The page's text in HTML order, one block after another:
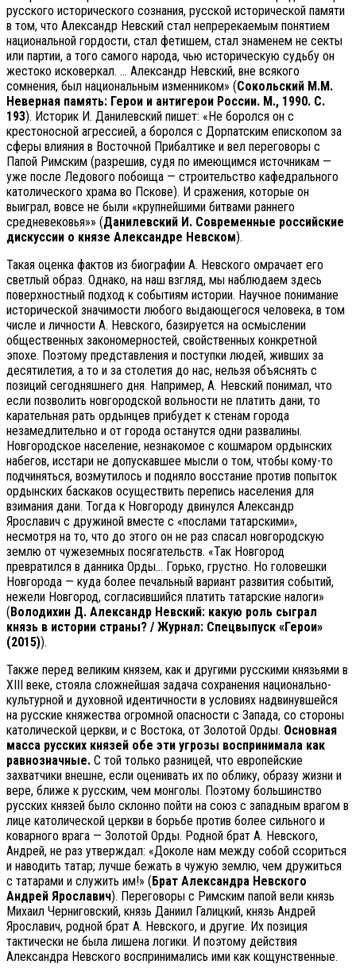
русского исторического сознания, русской исторической памяти
в том, что Александр Невский стал непререкаемым понятием
национальной гордости, стал фетишем, стал знаменем не секты
или партии, а того самого народа, чью историческую судьбу он
жестоко исковеркал. … Александр Невский, вне всякого
сомнения, был национальным изменником» (Сокольский М.М.
Неверная память: Герои и антигерои России. М., 1990. С.
193). Историк И. Данилевский пишет: «Не боролся он с
крестоносной агрессией, а боролся с Дорпатским епископом за
сферы влияния в Восточной Прибалтике и вел переговоры с
Папой Римским (разрешив, судя по имеющимся источникам —
уже после Ледового побоища — строительство кафедрального
католического храма во Пскове). И сражения, которые он
выиграл, вовсе не были «крупнейшими битвами раннего
средневековья»» (Данилевский И. Современные российские
дискуссии о князе Александре Невском).
Такая оценка фактов из биографии А. Невского омрачает его
светлый образ. Однако, на наш взгляд, мы наблюдаем здесь
поверхностный подход к событиям истории. Научное понимание
исторической значимости любого выдающегося человека, в том
числе и личности А. Невского, базируется на осмыслении
общественных закономерностей, свойственных конкретной
эпохе. Поэтому представления и поступки людей, живших за
десятилетия, а то и за столетия до нас, нельзя объяснять с
позиций сегодняшнего дня. Например, А. Невский понимал, что
если позволить новгородской вольности не платить дани, то
карательная рать ордынцев прибудет к стенам города
незамедлительно и от города останутся одни развалины.
Новгородское население, незнакомое с кошмаром ордынских
набегов, исстари не допускавшее мысли о том, чтобы кому-то
подчиняться, возмутилось и подняло восстание против попыток
ордынских баскаков осуществить перепись населения для
взимания дани. Тогда к Новгороду двинулся Александр
Ярославич с дружиной вместе с «послами татарскими»,
несмотря на то, что до этого он не раз спасал новгородскую
землю от чужеземных посягательств. «Так Новгород
превратился в данника Орды… Горько, грустно. Но головешки
Новгорода — куда более печальный вариант развития событий,
нежели Новгород, согласившийся платить татарские налоги»
( Володихин Д. Александр Невский: какую роль сыграл
князь в истории страны? / Журнал: Спецвыпуск «Герои»
(2015)).
Также перед великим князем, как и другими русскими князьями в
XIII веке, стояла сложнейшая задача сохранения национально-
культурной и духовной идентичности в условиях надвинувшейся
на русские княжества огромной опасности с Запада, со стороны
католической церкви, и с Востока, от Золотой Орды. Основная
масса русских князей обе эти угрозы воспринимала как
равнозначные. С той только разницей, что европейские
захватчики внешне, если оценивать их по облику, образу жизни и
вере, ближе к русским, чем монголы. Поэтому большинство
русских князей было склонно пойти на союз с западным врагом в
лице католической церкви в борьбе против более сильного и
коварного врага — Золотой Орды. Родной брат А. Невского,
Андрей, не раз утверждал: «Доколе нам между собой ссориться
и наводить татар; лучше бежать в чужую землю, чем дружиться
с татарами и служить им!» ( Брат Александра Невского
Андрей Ярославич). Переговоры с Римским папой вели князь
Михаил Черниговский, князь Даниил Галицкий, князь Андрей
Ярославич, родной брат А. Невского, и другие. Их позиция
тактически не была лишена логики. И поэтому действия
Александра Невского воспринимались ими как кощунственные.